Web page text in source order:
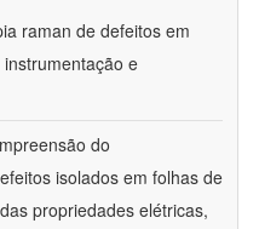
raman de defeitos em
e
do
isolados em folhas de
propriedades elétricas,